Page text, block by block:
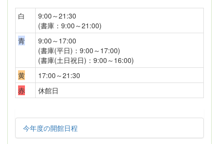
白
9:00～21:30
(書庫：9:00～21:00)
青
9:00～17:00
(書庫(平日)：9:00～17:00)
(書庫(土日祝日)：9:00～16:00)
黄
17:00～21:30
赤
休館日
今年度の開館日程